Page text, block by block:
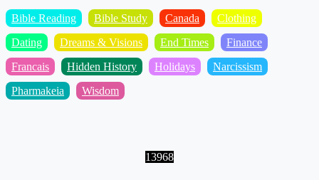
Bible Reading Bible Study Canada
Clothing
Dating
Dreams & Visions End Times
Finance
Francais
Hidden History Holidays
Narcissism
Pharmakeia
Wisdom
13968